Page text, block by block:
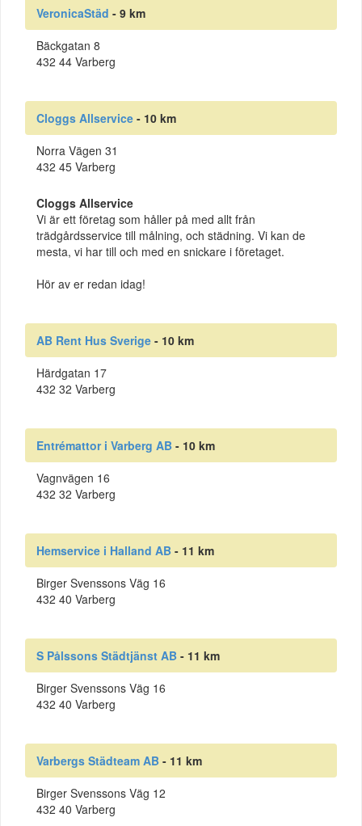
VeronicaStäd - 9 km
Bäckgatan 8
432 44 Varberg
Cloggs Allservice - 10 km
Norra Vägen 31
432 45 Varberg
Cloggs Allservice
Vi är ett företag som håller på med allt från
trädgårdsservice till målning, och städning. Vi kan de
mesta, vi har till och med en snickare i företaget.
Hör av er redan idag!
AB Rent Hus Sverige - 10 km
Härdgatan 17
432 32 Varberg
Entrémattor i Varberg AB - 10 km
Vagnvägen 16
432 32 Varberg
Hemservice i Halland AB - 11 km
Birger Svenssons Väg 16
432 40 Varberg
S Pålssons Städtjänst AB - 11 km
Birger Svenssons Väg 16
432 40 Varberg
Varbergs Städteam AB - 11 km
Birger Svenssons Väg 12
432 40 Varberg